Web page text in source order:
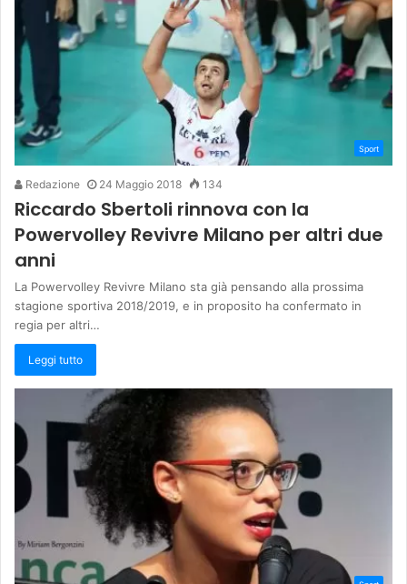
Sport
Redazione 24 Maggio 2018 134
Riccardo Sbertoli rinnova con la
Powervolley Revivre Milano per altri due
anni
La Powervolley Revivre Milano sta già pensando alla prossima
stagione sportiva 2018/2019, e in proposito ha confermato in
regia per altri…
Leggi tutto